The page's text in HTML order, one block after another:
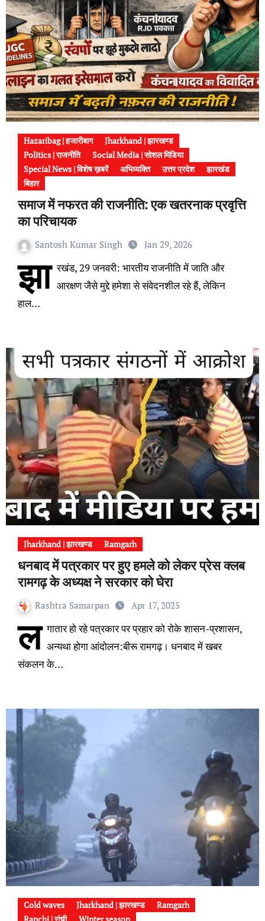
Hazaribag | हजारीबाग
Jharkhand | झारखण्ड
Politics | राजनीति
Social Media | सोशल मिडिया
Special News | विशेष ख़बरें
अभिव्यक्ति उत्तर प्रदेश
झारखंड
बिहार
समाज में नफरत की राजनीति: एक खतरनाक प्रवृत्ति
का परिचायक
Santosh Kumar Singh Jan 29, 2026
झा रखंड, 29 जनवरी: भारतीय राजनीति में जाति और
आरक्षण जैसे मुद्दे हमेशा से संवेदनशील रहे हैं, लेकिन
हाल…
Jharkhand | झारखण्ड Ramgarh
धनबाद में पत्रकार पर हुए हमले को लेकर प्रेस क्लब
रामगढ़ के अध्यक्ष ने सरकार को घेरा
Rashtra Samarpan Apr 17, 2025
ल गातार हो रहे पत्रकार पर प्रहार को रोके शासन-प्रशासन,
अन्यथा होगा आंदोलन:बीरू रामगढ़। धनबाद में खबर
संकलन के…
Cold waves Jharkhand | झारखण्ड
Ramgarh